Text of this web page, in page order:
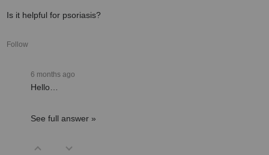
Is it helpful for psoriasis?
Follow
6 months ago
Hello…
See full answer »